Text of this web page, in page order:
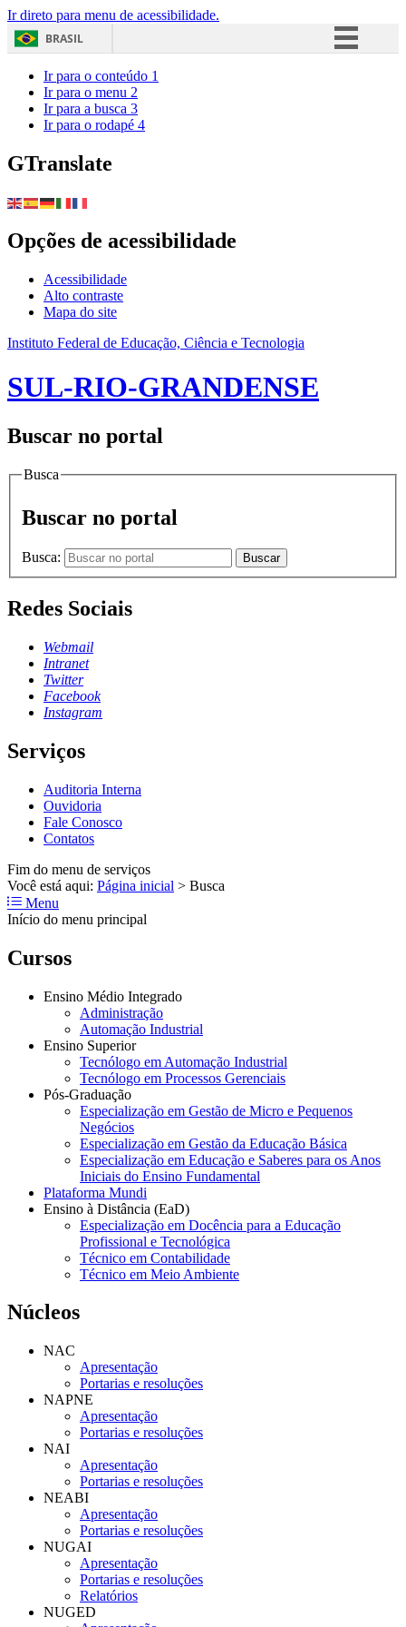
Ir direto para menu de acessibilidade.
BRASIL
Ir para o conteúdo 1
Ir para o menu 2
Ir para a busca 3
Ir para o rodapé 4
GTranslate
Opções de acessibilidade
Acessibilidade
Alto contraste
Mapa do site
Instituto Federal de Educação, Ciência e Tecnologia
SUL-RIO-GRANDENSE
Buscar no portal
Busca
Buscar no portal
Busca: Buscar
Redes Sociais
Webmail
Intranet
Twitter
Facebook
Instagram
Serviços
Auditoria Interna
Ouvidoria
Fale Conosco
Contatos
Fim do menu de serviços
Você está aqui: Página inicial > Busca
Menu
Início do menu principal
Cursos
Ensino Médio Integrado
Administração
Automação Industrial
Ensino Superior
Tecnólogo em Automação Industrial
Tecnólogo em Processos Gerenciais
Pós-Graduação
Especialização em Gestão de Micro e Pequenos
Negócios
Especialização em Gestão da Educação Básica
Especialização em Educação e Saberes para os Anos
Iniciais do Ensino Fundamental
Plataforma Mundi
Ensino à Distância (EaD)
Especialização em Docência para a Educação
Profissional e Tecnológica
Técnico em Contabilidade
Técnico em Meio Ambiente
Núcleos
NAC
Apresentação
Portarias e resoluções
NAPNE
Apresentação
Portarias e resoluções
NAI
Apresentação
Portarias e resoluções
NEABI
Apresentação
Portarias e resoluções
NUGAI
Apresentação
Portarias e resoluções
Relatórios
NUGED